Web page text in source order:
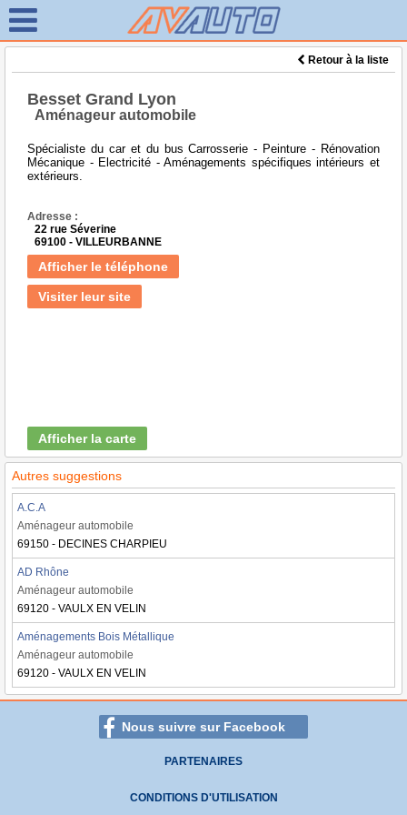
Retour à la liste
Besset Grand Lyon
Aménageur automobile
Spécialiste du car et du bus Carrosserie - Peinture - Rénovation
Mécanique - Electricité - Aménagements spécifiques intérieurs et
extérieurs.
Adresse :
22 rue Séverine
69100 - VILLEURBANNE
Afficher le téléphone
Visiter leur site
Afficher la carte
Autres suggestions
A.C.A
Aménageur automobile
69150 - DECINES CHARPIEU
AD Rhône
Aménageur automobile
69120 - VAULX EN VELIN
Aménagements Bois Métallique
Aménageur automobile
69120 - VAULX EN VELIN
Nous suivre sur Facebook
PARTENAIRES
CONDITIONS D'UTILISATION